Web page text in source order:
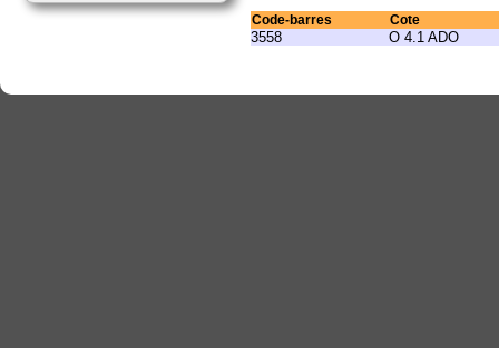
Code-barres Cote
3558 O 4.1 ADO